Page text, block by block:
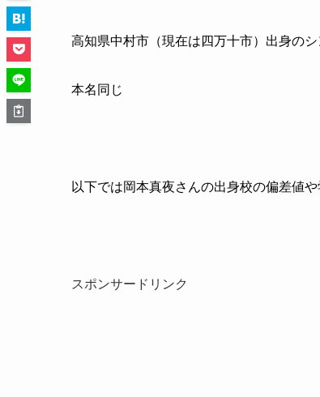
高知県中村市（現在は四万十市）出身の
本名同じ
以下では岡本真夜さんの出身校の偏差値
スポンサードリンク